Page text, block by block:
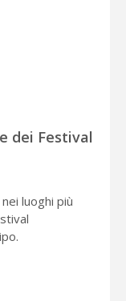
dei Festival
luoghi più